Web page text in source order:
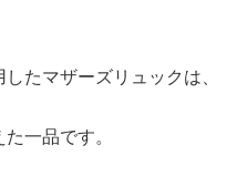
たマザーズリュックは、
一品です。